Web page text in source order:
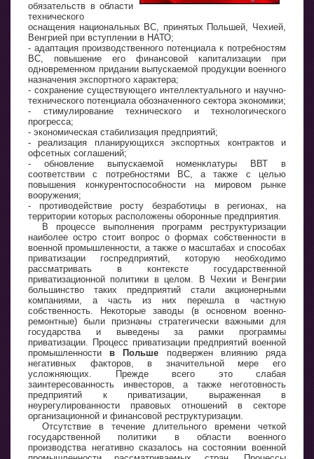
обязательств в области
технического
оснащения национальных ВС, принятых Польшей, Чехией,
Венгрией при вступлении в НАТО;
- адаптация производственного потенциала к потребностям
ВС, повышение его финансовой капитализации при
одновременном придании выпускаемой продукции военного
назначения экспортного характера;
- сохранение существующего интеллектуального и научно-
технического потенциала обозначенного сектора экономики;
- стимулирование технического и технологического
прогресса;
- экономическая стабилизация предприятий;
- реализация планирующихся экспортных контрактов и
офсетных соглашений;
- обновление выпускаемой номенклатуры ВВТ в
соответствии с потребностями ВС, а также с целью
повышения конкурентоспособности на мировом рынке
вооружения;
- противодействие росту безработицы в регионах, на
территории которых расположены оборонные предприятия.
В процессе выполнения программ реструктуризации
наиболее остро стоит вопрос о формах собственности в
военной промышленности, а также о масштабах и способах
приватизации госпредприятий, которую необходимо
рассматривать в контексте государственной
приватизационной политики в целом. В Чехии и Венгрии
большинство таких предприятий стали акционерными
компаниями, а часть из них перешла в частную
собственность. Некоторые заводы (в основном военно-
ремонтные) были признаны стратегически важными для
государства и выведены за рамки программы
приватизации. Процесс приватизации предприятий военной
промышленности в Польше подвержен влиянию ряда
негативных факторов, в значительной мере его
усложняющих. Прежде всего это слабая
заинтересованность инвесторов, а также неготовность
предприятий к приватизации, выраженная в
неурегулированности правовых отношений в секторе
организационной и финансовой реструктуризации.
Отсутствие в течение длительного времени четкой
государственной политики в области военного
производства негативно сказалось на состоянии военной